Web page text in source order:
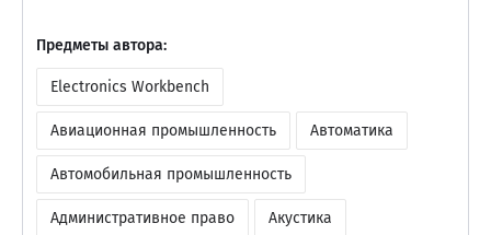
Предметы автора:
Electronics Workbench
Авиационная промышленность Автоматика
Автомобильная промышленность
Административное право Акустика